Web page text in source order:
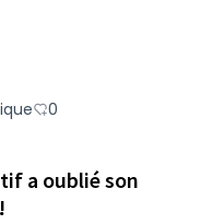
0
a oublié son